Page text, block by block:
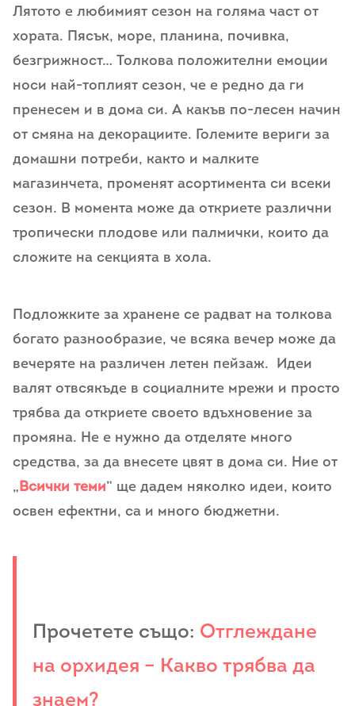
Лятото е любимият сезон на голяма част от
хората. Пясък, море, планина, почивка,
безгрижност… Толкова положителни емоции
носи най-топлият сезон, че е редно да ги
пренесем и в дома си. А какъв по-лесен начин
от смяна на декорациите. Големите вериги за
домашни потреби, както и малките
магазинчета, променят асортимента си всеки
сезон. В момента може да откриете различни
тропически плодове или палмички, които да
сложите на секцията в хола.
Подложките за хранене се радват на толкова
богато разнообразие, че всяка вечер може да
вечеряте на различен летен пейзаж. Идеи
валят отвсякъде в социалните мрежи и просто
трябва да откриете своето вдъхновение за
промяна. Не е нужно да отделяте много
средства, за да внесете цвят в дома си. Ние от
„ Всички теми” ще дадем няколко идеи, които
освен ефектни, са и много бюджетни.
Прочетете също: Отглеждане
на орхидея – Какво трябва да
знаем?